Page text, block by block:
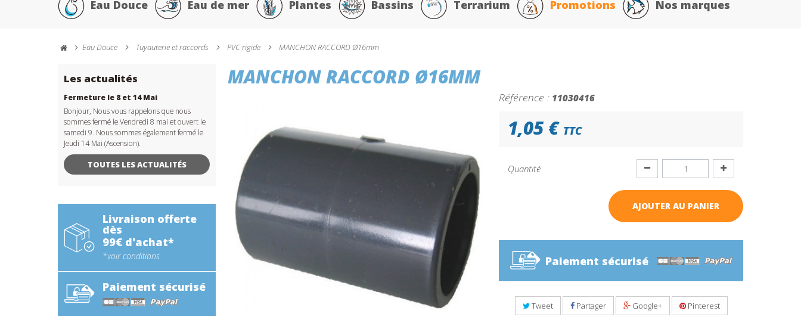
Eau Douce Eau de mer Plantes Bassins Terrarium Promotions Nos marques
Eau Douce Tuyauterie et raccords PVC rigide MANCHON RACCORD Ø16mm
MANCHON RACCORD Ø16MM
Référence : 11030416
1,05 € TTC
Quantité
AJOUTER AU PANIER
Paiement sécurisé
Tweet Partager Google+ Pinterest
Les actualités
Fermeture le 8 et 14 Mai
Bonjour, Nous vous rappelons que nous
sommes fermé le Vendredi 8 mai et ouvert le
samedi 9. Nous sommes également fermé le
Jeudi 14 Mai (Ascension).
TOUTES LES ACTUALITÉS
Livraison offerte
dès
99€ d'achat*
*voir conditions
Paiement sécurisé